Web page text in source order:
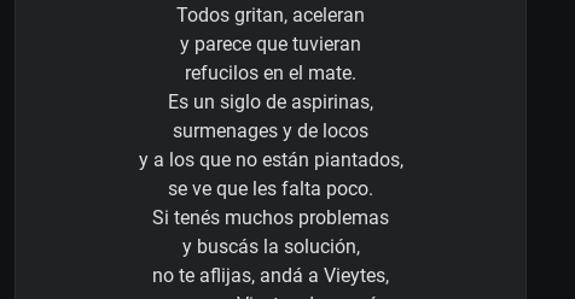
Todos gritan, aceleran
y parece que tuvieran
refucilos en el mate.
Es un siglo de aspirinas,
surmenages y de locos
y a los que no están piantados,
se ve que les falta poco.
Si tenés muchos problemas
y buscás la solución,
no te aflijas, andá a Vieytes,